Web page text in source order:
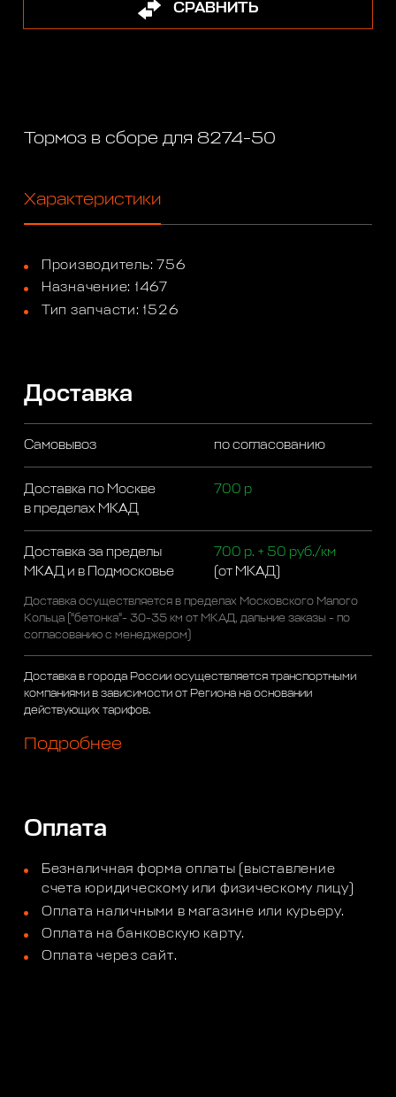
СРАВНИТЬ
Тормоз в сборе для 8274-50
Характеристики
Производитель: 756
Назначение: 1467
Тип запчасти: 1526
Доставка
Самовывоз по согласованию
Доставка по Москве
в пределах МКАД
700 р
Доставка за пределы
МКАД и в Подмосковье
700 р. + 50 руб./км
(от МКАД)
Доставка осуществляется в пределах Московского Малого
Кольца ("бетонка"- 30-35 км от МКАД, дальние заказы - по
согласованию с менеджером)
Доставка в города России осуществляется транспортными
компаниями в зависимости от Региона на основании
действующих тарифов.
Подробнее
Оплата
Безналичная форма оплаты (выставление
счета юридическому или физическому лицу)
Оплата наличными в магазине или курьеру.
Оплата на банковскую карту.
Оплата через сайт.